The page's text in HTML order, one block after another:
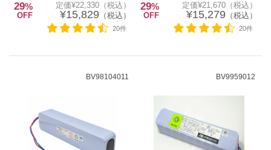
29%
OFF
定価¥22,330（税込）
¥15,829 （税込）
20件
29%
OFF
定価¥21,670（税込）
¥15,279 （税込）
20件
BV98104011 BV9959012